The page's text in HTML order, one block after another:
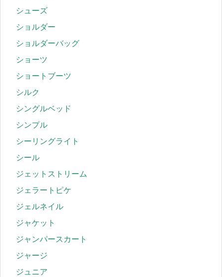
シューズ
ショルダー
ショルダーバッグ
ショーツ
ショートブーツ
シルク
シングルベッド
シンプル
シーリングライト
シール
ジェットストリーム
ジェラートピケ
ジェルネイル
ジャケット
ジャンパースカート
ジャージ
ジュニア